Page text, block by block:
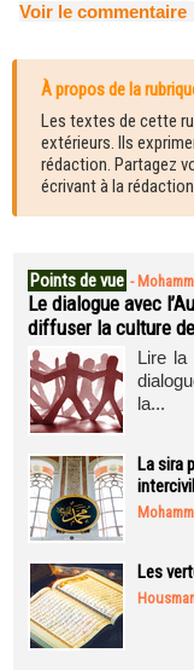
Voir le commentaire
À propos de la
Les textes de cette
extérieurs. Ils
rédaction. Partagez
écrivant à la
Points de vue -
Le dialogue avec
diffuser la culture
Lire la
la...
La sira
Les